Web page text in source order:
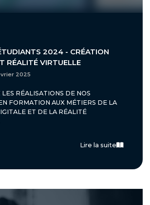
2024 - CRÉATION
RÉALITÉ VIRTUELLE
2025
RÉALISATIONS DE NOS
FORMATION AUX MÉTIERS DE LA
ET DE LA RÉALITÉ
Lire la suite